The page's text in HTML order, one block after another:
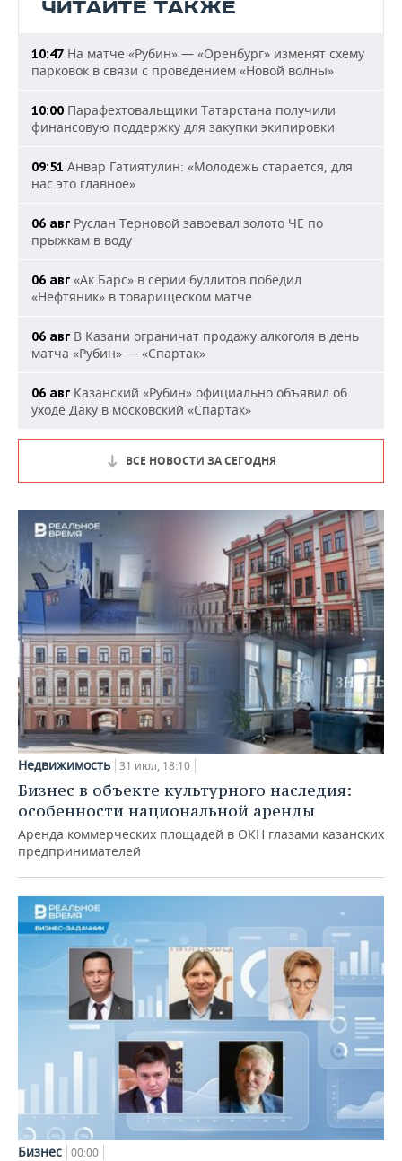
ЧИТАЙТЕ ТАКЖЕ
10:47 На матче «Рубин» — «Оренбург» изменят схему
парковок в связи с проведением «Новой волны»
10:00 Парафехтовальщики Татарстана получили
финансовую поддержку для закупки экипировки
09:51 Анвар Гатиятулин: «Молодежь старается, для
нас это главное»
06 авг Руслан Терновой завоевал золото ЧЕ по
прыжкам в воду
06 авг «Ак Барс» в серии буллитов победил
«Нефтяник» в товарищеском матче
06 авг В Казани ограничат продажу алкоголя в день
матча «Рубин» — «Спартак»
06 авг Казанский «Рубин» официально объявил об
уходе Даку в московский «Спартак»
ВСЕ НОВОСТИ ЗА СЕГОДНЯ
Недвижимость 31 июл, 18:10
Бизнес в объекте культурного наследия:
особенности национальной аренды
Аренда коммерческих площадей в ОКН глазами казанских
предпринимателей
Бизнес 00:00